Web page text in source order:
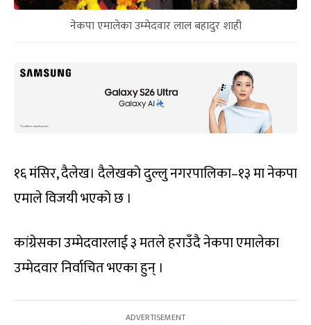
नेकपा एमालेका उम्‍मेदवार लाल बहादुर शाही
१६ मंसिर, दैलेख। दैलेखको दुल्लु नगरपालिका–१३ मा नेकपा
एमाले विजयी भएको छ ।
कांग्रेसका उम्‍मेदवारलाई ३ मतले हराउँदै नेकपा एमालेका
उम्‍मेदवार निर्वाचित भएका हुन् ।